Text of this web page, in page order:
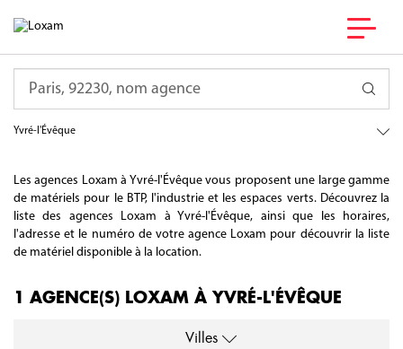
Yvré-l'Évêque
Les agences Loxam à Yvré-l'Évêque vous proposent une large gamme
de matériels pour le BTP, l'industrie et les espaces verts. Découvrez la
liste des agences Loxam à Yvré-l'Évêque, ainsi que les horaires,
l'adresse et le numéro de votre agence Loxam pour découvrir la liste
de matériel disponible à la location.
1 AGENCE(S) LOXAM À YVRÉ-L'ÉVÊQUE
Villes